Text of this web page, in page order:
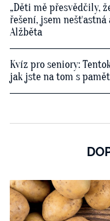
„Děti mě přesvědčily,
řešení, jsem nešťastná
Alžběta
Kvíz pro seniory:
jak jste na tom s